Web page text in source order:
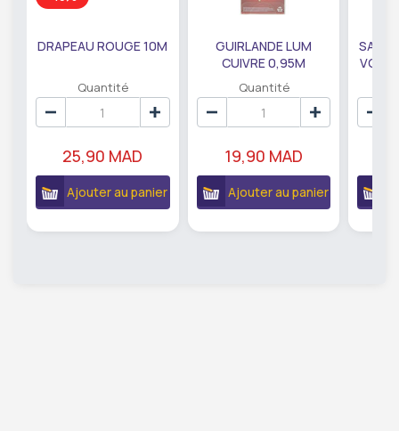
DRAPEAU ROUGE 10M
Quantité
25,90 MAD
Ajouter au panier
GUIRLANDE LUM
CUIVRE 0,95M
DE79207
Quantité
19,90 MAD
Ajouter au panier